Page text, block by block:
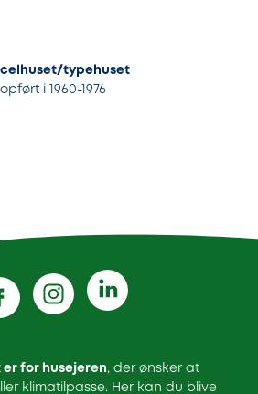
typehuset
opført i 1960-1976
er for husejeren, der ønsker at
klimatilpasse. Her kan du blive